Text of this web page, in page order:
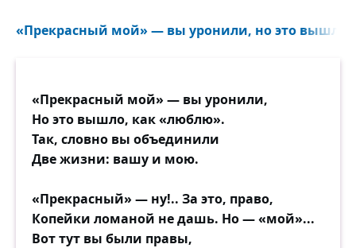
«Прекрасный мой» — вы уронили, но это вышло,
«Прекрасный мой» — вы уронили,
Но это вышло, как «люблю».
Так, словно вы объединили
Две жизни: вашу и мою.
«Прекрасный» — ну!.. За это, право,
Копейки ломаной не дашь. Но — «мой»...
Вот тут вы были правы,